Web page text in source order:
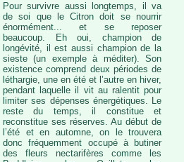
Pour survivre aussi longtemps, il va
de soi que le Citron doit se nourrir
énormément... et se reposer
beaucoup. Eh oui, champion de
longévité, il est aussi champion de la
sieste (un exemple à méditer). Son
existence comprend deux périodes de
léthargie, une en été et l’autre en hiver,
pendant laquelle il vit au ralentit pour
limiter ses dépenses énergétiques. Le
reste du temps, il constitue et
reconstitue ses réserves. Au début de
l’été et en automne, on le trouvera
donc fréquemment occupé à butiner
des fleurs nectarifères comme les